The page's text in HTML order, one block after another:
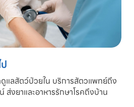
แลสัตว์ป่วยใน บริการสัตวแพทย์ถึง
งยาและอาหารรักษาโรคถึงบ้าน